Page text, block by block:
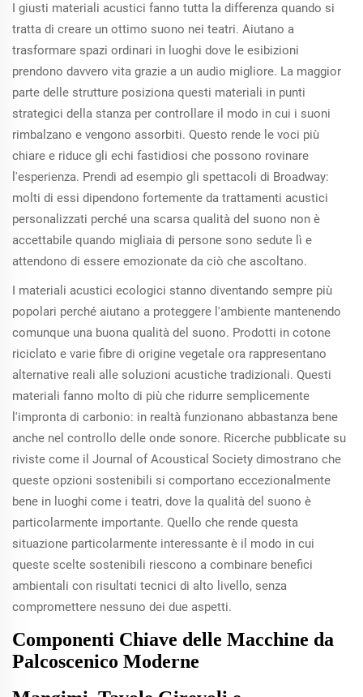
I giusti materiali acustici fanno tutta la differenza quando si
tratta di creare un ottimo suono nei teatri. Aiutano a
trasformare spazi ordinari in luoghi dove le esibizioni
prendono davvero vita grazie a un audio migliore. La maggior
parte delle strutture posiziona questi materiali in punti
strategici della stanza per controllare il modo in cui i suoni
rimbalzano e vengono assorbiti. Questo rende le voci più
chiare e riduce gli echi fastidiosi che possono rovinare
l'esperienza. Prendi ad esempio gli spettacoli di Broadway:
molti di essi dipendono fortemente da trattamenti acustici
personalizzati perché una scarsa qualità del suono non è
accettabile quando migliaia di persone sono sedute lì e
attendono di essere emozionate da ciò che ascoltano.
I materiali acustici ecologici stanno diventando sempre più
popolari perché aiutano a proteggere l'ambiente mantenendo
comunque una buona qualità del suono. Prodotti in cotone
riciclato e varie fibre di origine vegetale ora rappresentano
alternative reali alle soluzioni acustiche tradizionali. Questi
materiali fanno molto di più che ridurre semplicemente
l'impronta di carbonio: in realtà funzionano abbastanza bene
anche nel controllo delle onde sonore. Ricerche pubblicate su
riviste come il Journal of Acoustical Society dimostrano che
queste opzioni sostenibili si comportano eccezionalmente
bene in luoghi come i teatri, dove la qualità del suono è
particolarmente importante. Quello che rende questa
situazione particolarmente interessante è il modo in cui
queste scelte sostenibili riescono a combinare benefici
ambientali con risultati tecnici di alto livello, senza
compromettere nessuno dei due aspetti.
Componenti Chiave delle Macchine da
Palcoscenico Moderne